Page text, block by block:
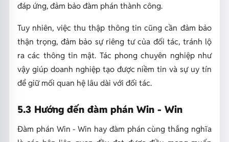
đáp ứng, đảm bảo đàm phán thành công.
Tuy nhiên, việc thu thập thông tin cũng cần đảm bảo
thận trọng, đảm bảo sự riêng tư của đối tác, tránh lộ
ra các thông tin mật. Tác phong chuyên nghiệp như
vậy giúp doanh nghiệp tạo được niềm tin và sự uy tín
để giữ mối quan hệ lâu dài với đối tác.
5.3 Hướng đến đàm phán Win - Win
Đàm phán Win - Win hay đàm phán cùng thắng nghĩa